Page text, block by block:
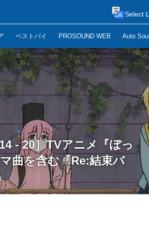
ベストバイ PROSOUND WEB Auto
Select
- 20］TVアニメ『ぼっ
曲を含む『Re:結束バ